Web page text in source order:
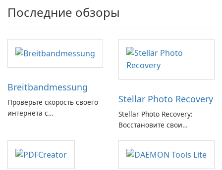
Последние обзоры
Breitbandmessung
Проверьте скорость своего
интернета с
Stellar Photo Recovery
Stellar Photo Recovery:
Восстановите свои
с легкостью